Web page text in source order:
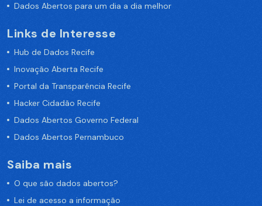
Dados Abertos para um dia a dia melhor
Links de Interesse
Hub de Dados Recife
Inovação Aberta Recife
Portal da Transparência Recife
Hacker Cidadão Recife
Dados Abertos Governo Federal
Dados Abertos Pernambuco
Saiba mais
O que são dados abertos?
Lei de acesso a informação